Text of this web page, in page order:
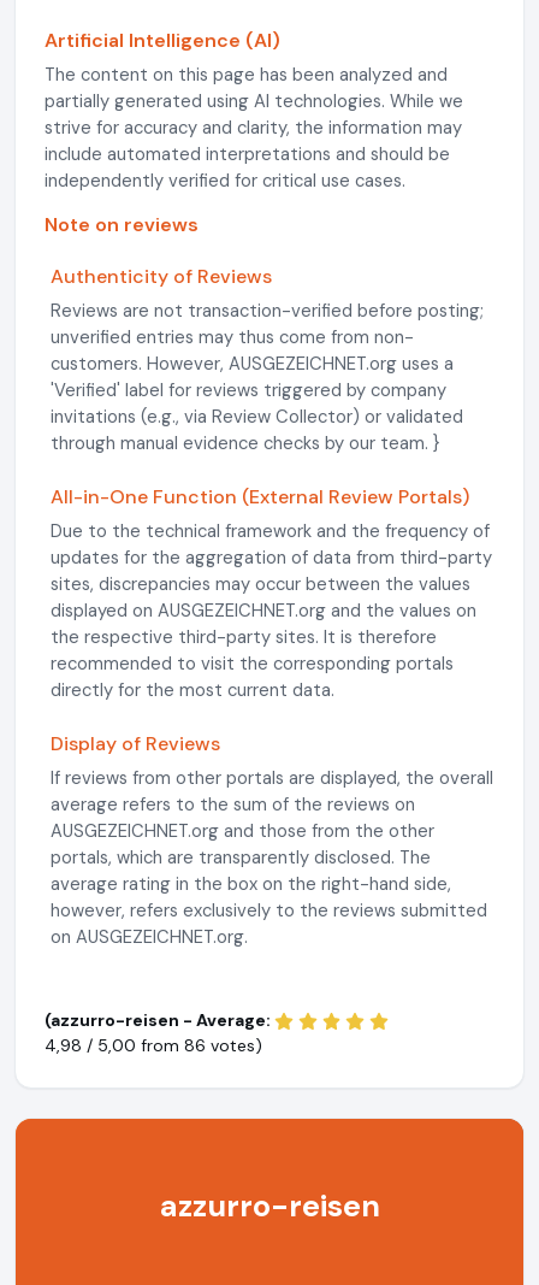
Artificial Intelligence (AI)
The content on this page has been analyzed and
partially generated using AI technologies. While we
strive for accuracy and clarity, the information may
include automated interpretations and should be
independently verified for critical use cases.
Note on reviews
Authenticity of Reviews
Reviews are not transaction-verified before posting;
unverified entries may thus come from non-
customers. However, AUSGEZEICHNET.org uses a
'Verified' label for reviews triggered by company
invitations (e.g., via Review Collector) or validated
through manual evidence checks by our team. }
All-in-One Function (External Review Portals)
Due to the technical framework and the frequency of
updates for the aggregation of data from third-party
sites, discrepancies may occur between the values
displayed on AUSGEZEICHNET.org and the values on
the respective third-party sites. It is therefore
recommended to visit the corresponding portals
directly for the most current data.
Display of Reviews
If reviews from other portals are displayed, the overall
average refers to the sum of the reviews on
AUSGEZEICHNET.org and those from the other
portals, which are transparently disclosed. The
average rating in the box on the right-hand side,
however, refers exclusively to the reviews submitted
on AUSGEZEICHNET.org.
(azzurro-reisen - Average:
4,98 / 5,00 from 86 votes)
azzurro-reisen